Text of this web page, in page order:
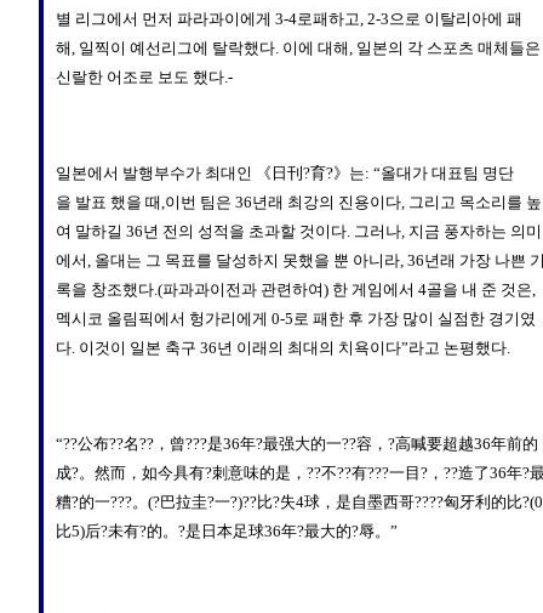
별 리그에서 먼저 파라과이에게 3-4로패하고, 2-3으로 이탈리아에 패
해, 일찍이 예선리그에 탈락했다. 이에 대해, 일본의 각 스포츠 매체들은
신랄한 어조로 보도 했다.-
일본에서 발행부수가 최대인 《日刊?育?》는: “올대가 대표팀 명단
을 발표 했을 때,이번 팀은 36년래 최강의 진용이다, 그리고 목소리를 높
여 말하길 36년 전의 성적을 초과할 것이다. 그러나, 지금 풍자하는 의미
에서, 올대는 그 목표를 달성하지 못했을 뿐 아니라, 36년래 가장 나쁜
록을 창조했다.(파과과이전과 관련하여) 한 게임에서 4골을 내 준 것은,
멕시코 올림픽에서 헝가리에게 0-5로 패한 후 가장 많이 실점한 경기였
다. 이것이 일본 축구 36년 이래의 최대의 치욕이다”라고 논평했다.
“??公布??名??，曾???是36年?最强大的一??容，?高喊要超越36年前的
成?。然而，如今具有?刺意味的是，??不??有???一目?，??造了36年?
糟?的一???。(?巴拉圭?一?)??比?失4球，是自墨西哥????匈牙利的比?(0
比5)后?未有?的。?是日本足球36年?最大的?辱。”